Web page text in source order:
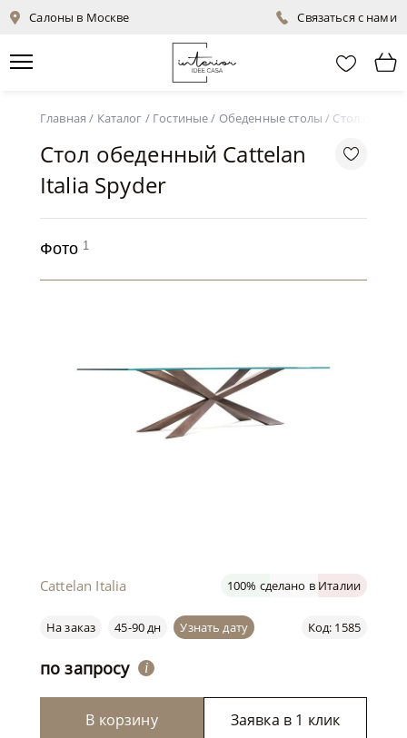
Салоны в Москве Связаться с нами
Главная / Каталог / Гостиные/ Обеденные столы / Стол
Стол обеденный Cattelan
Italia Spyder
Фото 1
Cattelan Italia 100% сделано в Италии
Код: 1585
На заказ 45-90 дн Узнать дату
по запросу i
В корзину Заявка в 1 клик